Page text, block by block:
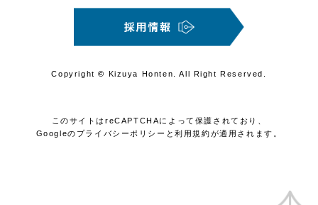
Copyright© Kizuya Honten. All Right Reserved.
このサイトはreCAPTCHAによって保護されており、
Googleの プライバシーポリシー と利用規約が適用されます。